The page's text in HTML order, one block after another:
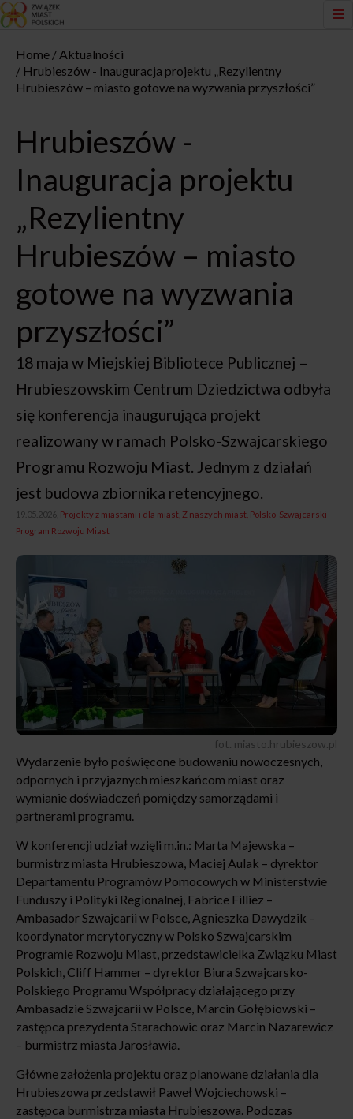
Home
Aktualności
Hrubieszów - Inauguracja projektu „Rezylientny
Hrubieszów – miasto gotowe na wyzwania przyszłości”
Hrubieszów -
Inauguracja projektu
„Rezylientny
Hrubieszów – miasto
gotowe na wyzwania
przyszłości”
18 maja w Miejskiej Bibliotece Publicznej –
Hrubieszowskim Centrum Dziedzictwa odbyła
się konferencja inaugurująca projekt
realizowany w ramach Polsko-Szwajcarskiego
Programu Rozwoju Miast. Jednym z działań
jest budowa zbiornika retencyjnego.
19.05.2026, Projekty z miastami i dla miast Z naszych miast Polsko-Szwajcarski
Program Rozwoju Miast
fot. miasto.hrubieszow.pl
Wydarzenie było poświęcone budowaniu nowoczesnych,
odpornych i przyjaznych mieszkańcom miast oraz
wymianie doświadczeń pomiędzy samorządami i
partnerami programu.
W konferencji udział wzięli m.in.: Marta Majewska –
burmistrz miasta Hrubieszowa, Maciej Aulak – dyrektor
Departamentu Programów Pomocowych w Ministerstwie
Funduszy i Polityki Regionalnej, Fabrice Filliez –
Ambasador Szwajcarii w Polsce, Agnieszka Dawydzik –
koordynator merytoryczny w Polsko Szwajcarskim
Programie Rozwoju Miast, przedstawicielka Związku Miast
Polskich, Cliff Hammer – dyrektor Biura Szwajcarsko-
Polskiego Programu Współpracy działającego przy
Ambasadzie Szwajcarii w Polsce, Marcin Gołębiowski –
zastępca prezydenta Starachowic oraz Marcin Nazarewicz
– burmistrz miasta Jarosławia.
Główne założenia projektu oraz planowane działania dla
Hrubieszowa przedstawił Paweł Wojciechowski –
zastępca burmistrza miasta Hrubieszowa. Podczas